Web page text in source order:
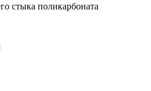
стыка поликарбоната